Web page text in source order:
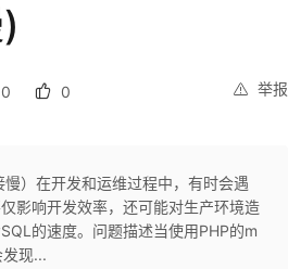
举报
0 0
）在开发和运维过程中，有时会遇
影响开发效率，还可能对生产环境造
的速度。问题描述当使用PHP的​​m
现...